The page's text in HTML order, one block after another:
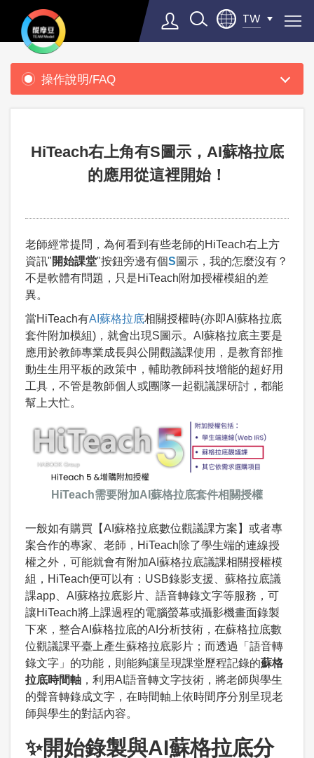
TW
Select Language▼
支
操作說明/FAQ
HiTeach右上角有S圖示，AI蘇格拉底
的應用從這裡開始！
老師經常提問，為何看到有些老師的HiTeach右上方
資訊"開始課堂"按鈕旁邊有個S圖示，我的怎麼沒有？
不是軟體有問題，只是HiTeach附加授權模組的差
異。
當HiTeach有AI蘇格拉底相關授權時(亦即AI蘇格拉底
套件附加模組)，就會出現S圖示。AI蘇格拉底主要是
應用於教師專業成長與公開觀議課使用，是教育部推
動生生用平板的政策中，輔助教師科技增能的超好用
工具，不管是教師個人或團隊一起觀議課研討，都能
幫上大忙。
HiTeach需要附加AI蘇格拉底套件相關授權
一般如有購買【AI蘇格拉底數位觀議課方案】或者專
案合作的專家、老師，HiTeach除了學生端的連線授
權之外，可能就會有附加AI蘇格拉底議課相關授權模
組，HiTeach便可以有：USB錄影支援、蘇格拉底議
課app、AI蘇格拉底影片、語音轉錄文字等服務，可
讓HiTeach將上課過程的電腦螢幕或攝影機畫面錄製
下來，整合AI蘇格拉底的AI分析技術，在蘇格拉底數
位觀議課平臺上產生蘇格拉底影片；而透過「語音轉
錄文字」的功能，則能夠讓呈現課堂歷程記錄的蘇格
拉底時間軸，利用AI語音轉文字技術，將老師與學生
的聲音轉錄成文字，在時間軸上依時間序分別呈現老
師與學生的對話內容。
✨開始錄製與AI蘇格拉底分